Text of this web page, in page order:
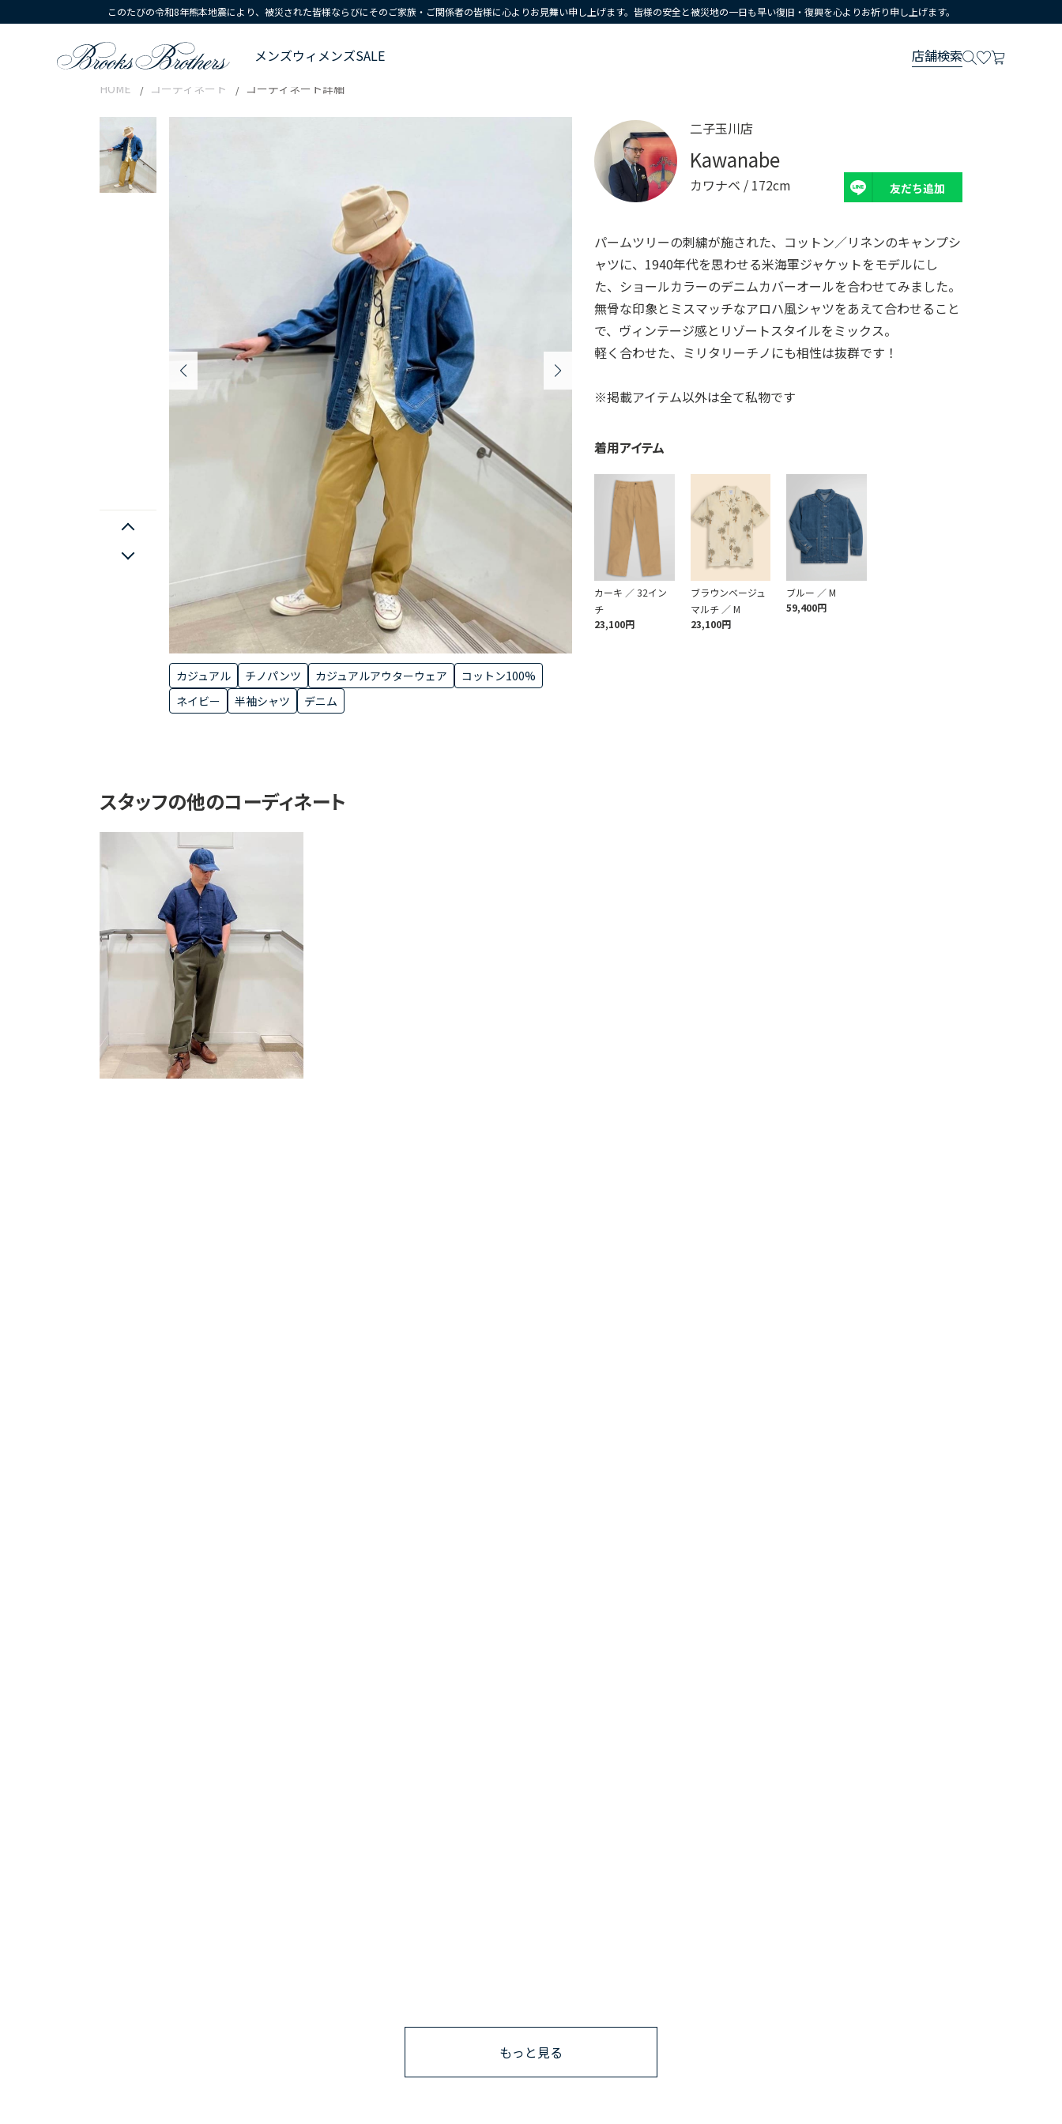
このたびの令和8年熊本地震により、被災された皆様ならびにそのご家族・ご関係者の皆様に心よりお見舞い申し上げます。皆様の安全と被災地の一日も早い復旧・復興を心よりお祈り申し上げます。
メンズウィメンズSALE 店舗検索
HOME コーディネート コーディネート詳細
カジュアル チノパンツ カジュアルアウターウェア
コットン100%
ネイビー
半袖シャツ デニム
二子玉川店
Kawanabe
カワナベ / 172cm 友だち追加
パームツリーの刺繍が施された、コットン／リネンのキャンプシ
ャツに、1940年代を思わせる米海軍ジャケットをモデルにし
た、ショールカラーのデニムカバーオールを合わせてみました。
無骨な印象とミスマッチなアロハ風シャツをあえて合わせること
で、ヴィンテージ感とリゾートスタイルをミックス。
軽く合わせた、ミリタリーチノにも相性は抜群です！
※掲載アイテム以外は全て私物です
着用アイテム
カーキ ／ 32イン
チ
23,100円
ブラウンベージュ
マルチ ／ M
23,100円
ブルー ／ M
59,400円
スタッフの他のコーディネート
もっと見る